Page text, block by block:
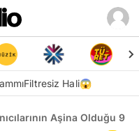
Filtresiz Hali😱
Aşina Olduğu 9